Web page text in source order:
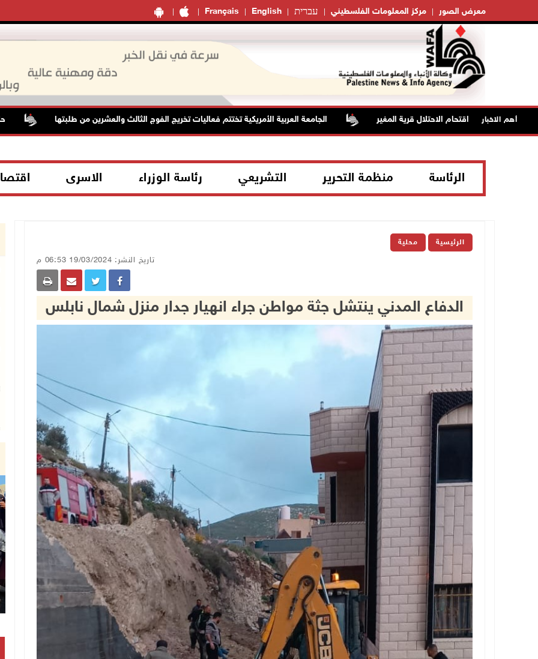
Français English עברית مركز المعلومات الفلسطيني معرض الصور
أهم الاخبار
خلال اقتحام الاحتلال قرية المغير الجامعة العربية الأمريكية تختتم فعاليات تخريج الفوج الثالث والعشرين من طلبتها حالة
الرئاسة منظمة التحرير التشريعي رئاسة الوزراء الاسرى
الرئيسية محلية
تاريخ النشر: 19/03/2024 06:53 م
الدفاع المدني ينتشل جثة مواطن جراء انهيار جدار منزل شمال نابلس